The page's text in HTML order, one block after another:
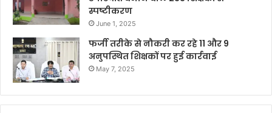
स्पष्टीकरण
June 1, 2025
फर्जी तरीके से नौकरी कर रहे 11 और 9
अनुपस्थित शिक्षकों पर हुई कार्रवाई
May 7, 2025